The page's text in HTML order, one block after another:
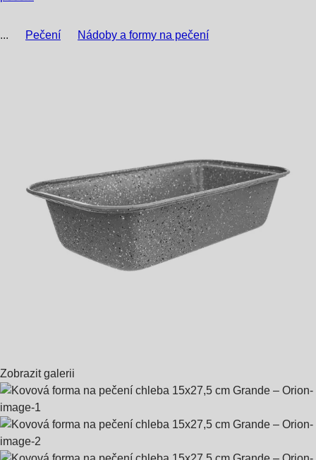
... Pečení Nádoby a formy na pečení
Zobrazit galerii